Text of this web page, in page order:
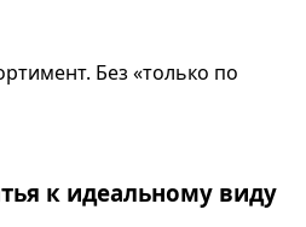
Без «только по
к идеальному виду